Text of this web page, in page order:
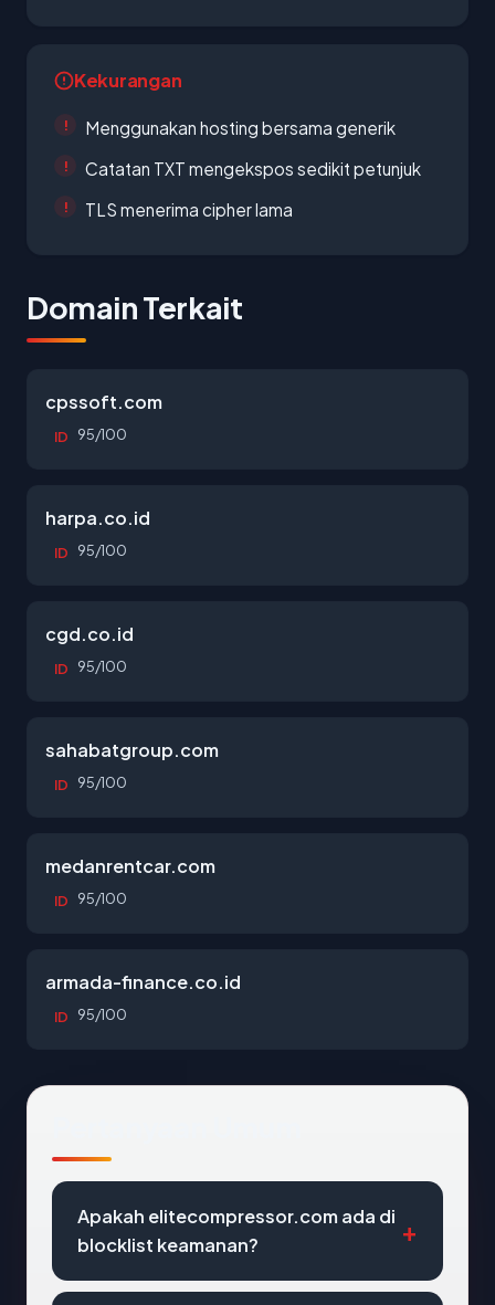
Kekurangan
Menggunakan hosting bersama generik
Catatan TXT mengekspos sedikit petunjuk
TLS menerima cipher lama
Domain Terkait
cpssoft.com
ID 95/100
harpa.co.id
ID 95/100
cgd.co.id
ID 95/100
sahabatgroup.com
ID 95/100
medanrentcar.com
ID 95/100
armada-finance.co.id
ID 95/100
Apakah elitecompressor.com ada di
blocklist keamanan?